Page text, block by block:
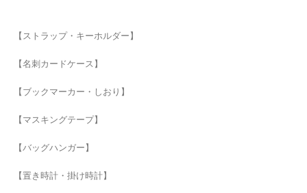
【ストラップ・キーホルダー】
【名刺カードケース】
【ブックマーカー・しおり】
【マスキングテープ】
【バッグハンガー】
【置き時計・掛け時計】